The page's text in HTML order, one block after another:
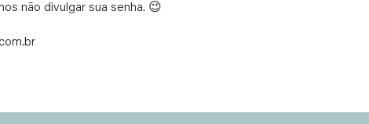
não divulgar sua senha. 😉